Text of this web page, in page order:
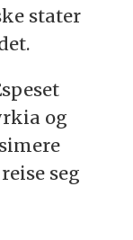
stater
og
seg